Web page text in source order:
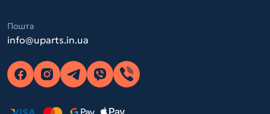
Пошта
info@uparts.in.ua